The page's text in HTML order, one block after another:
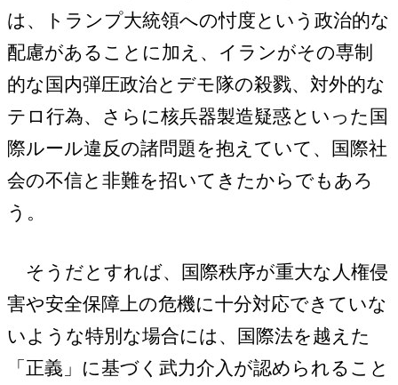
は、トランプ大統領への忖度という政治的な
配慮があることに加え、イランがその専制
的な国内弾圧政治とデモ隊の殺戮、対外的な
テロ行為、さらに核兵器製造疑惑といった国
際ルール違反の諸問題を抱えていて、国際社
会の不信と非難を招いてきたからでもあろ
う。
そうだとすれば、国際秩序が重大な人権侵
害や安全保障上の危機に十分対応できていな
いような特別な場合には、国際法を越えた
「正義」に基づく武力介入が認められること